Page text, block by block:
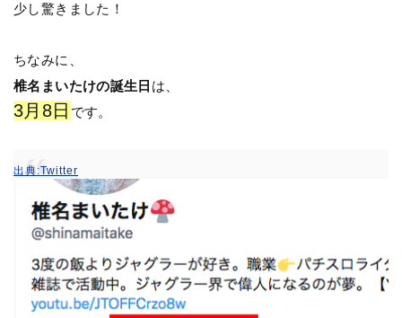
少し驚きました！
ちなみに、
椎名まいたけの誕生日 は、
3月8日 です。
出典:Twitter